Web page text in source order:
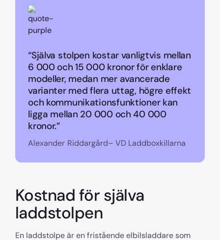
“Själva stolpen kostar vanligtvis mellan
6 000 och 15 000 kronor för enklare
modeller, medan mer avancerade
varianter med flera uttag, högre effekt
och kommunikationsfunktioner kan
ligga mellan 20 000 och 40 000
kronor.”
Alexander Riddargård– VD Laddboxkillarna
Kostnad för själva
laddstolpen
En laddstolpe är en fristående elbilsladdare som